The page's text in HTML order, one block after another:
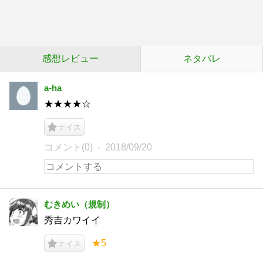
感想レビュー ネタバレ
a-ha
★★★★☆
ナイス
コメント(0) 2018/09/20
むきめい（規制）
秀吉カワイイ
ナイス ★5